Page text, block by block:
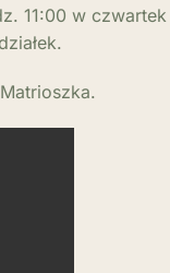
11:00 w czwartek